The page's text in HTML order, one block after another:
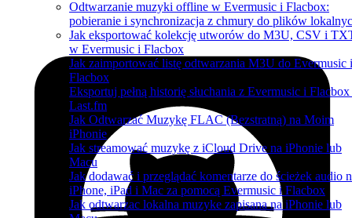
Odtwarzanie muzyki offline w Evermusic i Flacbox:
pobieranie i synchronizacja z chmury do plików
Jak eksportować kolekcję utworów do M3U, CSV i
w Evermusic i Flacbox
Jak zaimportować listę odtwarzania M3U do Evermusic i
Flacbox
Eksportuj pełną historię słuchania z Evermusic i
Last.fm
Jak Odtwarzać Muzykę FLAC (Bezstratną) na Moim
iPhonie
Jak streamować muzykę z iCloud Drive na iPhonie lub
Macu
Jak dodawać i przeglądać komentarze do ścieżek audio
iPhone, iPad i Mac za pomocą Evermusic i Flacbox
Jak odtwarzac lokalna muzyke zapisana na iPhonie lub